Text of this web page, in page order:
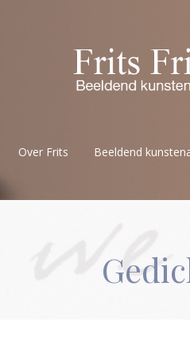
Over Frits Beeldend